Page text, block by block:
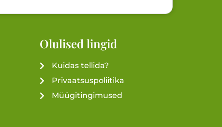
Olulised lingid
Kuidas tellida?
Privaatsuspoliitika
Müügitingimused